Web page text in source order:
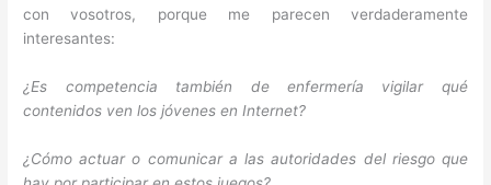
con vosotros, porque me parecen verdaderamente
interesantes:
¿Es competencia también de enfermería vigilar qué
contenidos ven los jóvenes en Internet?
¿Cómo actuar o comunicar a las autoridades del riesgo que